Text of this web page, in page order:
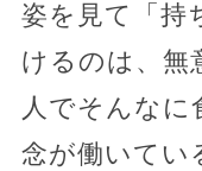
姿を見て「持
けるのは、無
人でそんなに
念が働いてい